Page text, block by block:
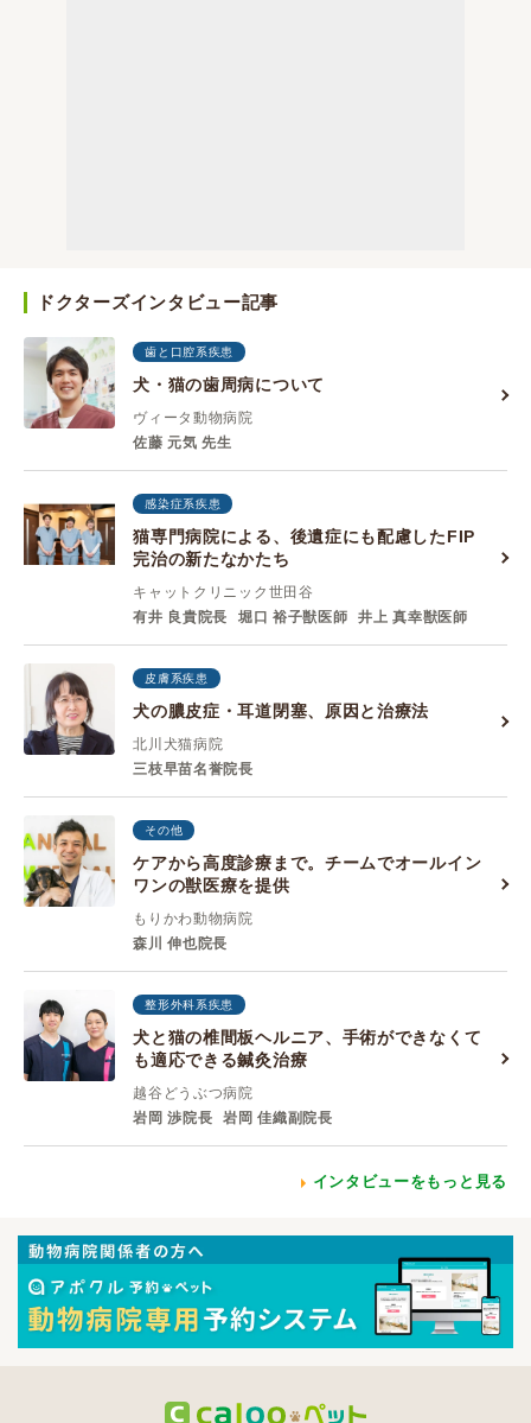
ドクターズインタビュー記事
歯と口腔系疾患
犬・猫の歯周病について
ヴィータ動物病院
佐藤 元気 先生
感染症系疾患
猫専門病院による、後遺症にも配慮したFIP
完治の新たなかたち
キャットクリニック世田谷
有井 良貴院長
堀口 裕子獣医師 井上 真幸獣医師
皮膚系疾患
犬の膿皮症・耳道閉塞、原因と治療法
北川犬猫病院
三枝早苗名誉院長
その他
ケアから高度診療まで。チームでオールイン
ワンの獣医療を提供
もりかわ動物病院
森川 伸也院長
整形外科系疾患
犬と猫の椎間板ヘルニア、手術ができなくて
も適応できる鍼灸治療
越谷どうぶつ病院
岩岡 渉院長
岩岡 佳織副院長
インタビューをもっと見る